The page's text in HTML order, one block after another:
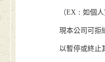
（EX： 如個
現本公司可拒
以暫停或終止